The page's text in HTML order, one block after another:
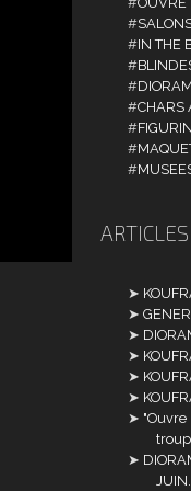
IN THE
CHARS
"Ouvre
JUIN...